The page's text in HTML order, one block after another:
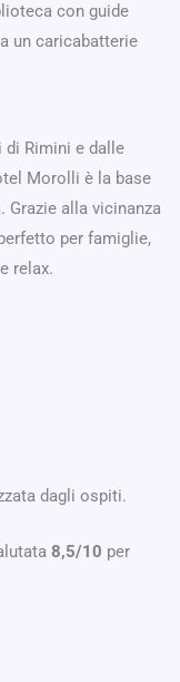
con guide
un caricabatterie
di Rimini e dalle
Morolli è la base
Grazie alla vicinanza
per famiglie,
relax.
dagli ospiti.
8,5/10 per